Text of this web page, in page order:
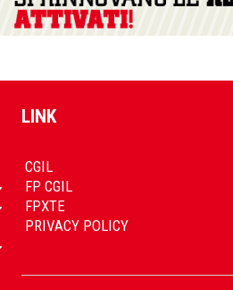
LINK
CGIL
FP CGIL
FPXTE
PRIVACY POLICY